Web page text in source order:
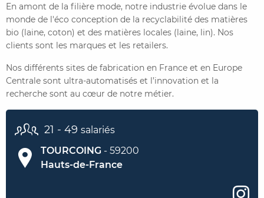
Espace recruteur
En amont de la filière mode, notre industrie évolue dans le
monde de l'éco conception de la recyclabilité des matières
bio (laine, coton) et des matières locales (laine, lin). Nos
clients sont les marques et les retailers.
Nos différents sites de fabrication en France et en Europe
Centrale sont ultra-automatisés et l’innovation et la
recherche sont au cœur de notre métier.
21 - 49 salariés
TOURCOING - 59200
Hauts-de-France